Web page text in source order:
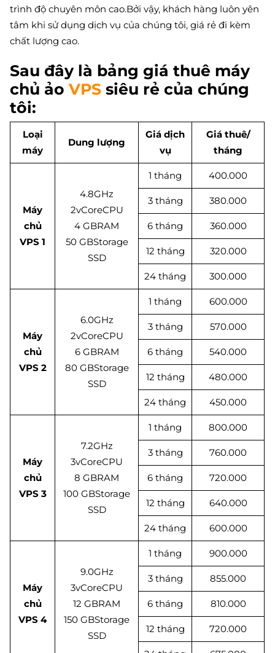
trình độ chuyên môn cao.Bởi vậy, khách hàng luôn yên
tâm khi sử dụng dịch vụ của chúng tôi, giá rẻ đi kèm
chất lượng cao.
Sau đây là bảng giá thuê máy
chủ ảoVPSsiêu rẻ của chúng
tôi:
Loại
máy
Dung lượng
Giá dịch
vụ
Giá thuê/
tháng
Máy
chủ
VPS 1
4.8GHz
2vCoreCPU
4 GBRAM
50 GBStorage
SSD
1 tháng 400.000
3 tháng 380.000
6 tháng 360.000
12 tháng 320.000
24 tháng 300.000
Máy
chủ
VPS 2
6.0GHz
2vCoreCPU
6 GBRAM
80 GBStorage
SSD
1 tháng 600.000
3 tháng 570.000
6 tháng 540.000
12 tháng 480.000
24 tháng 450.000
Máy
chủ
VPS 3
7.2GHz
3vCoreCPU
8 GBRAM
100 GBStorage
SSD
1 tháng 800.000
3 tháng 760.000
6 tháng 720.000
12 tháng 640.000
24 tháng 600.000
Máy
chủ
VPS 4
9.0GHz
3vCoreCPU
12 GBRAM
150 GBStorage
SSD
1 tháng 900.000
3 tháng 855.000
6 tháng 810.000
12 tháng 720.000